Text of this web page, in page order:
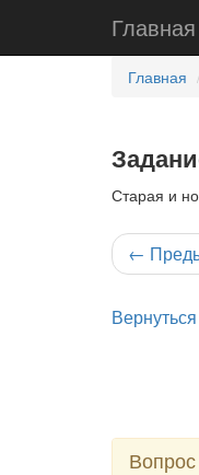
Главная
Главная
Старая и
←
Вопрос